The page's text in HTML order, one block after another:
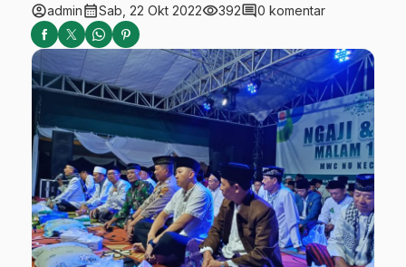
account_circleadmincalendar_monthSab, 22 Okt 2022visibility392comment0 komentar